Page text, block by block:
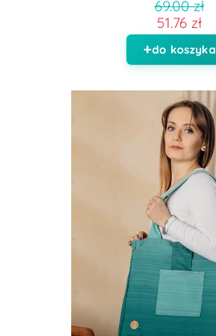
69.00 zł
51.76 zł
do koszyka